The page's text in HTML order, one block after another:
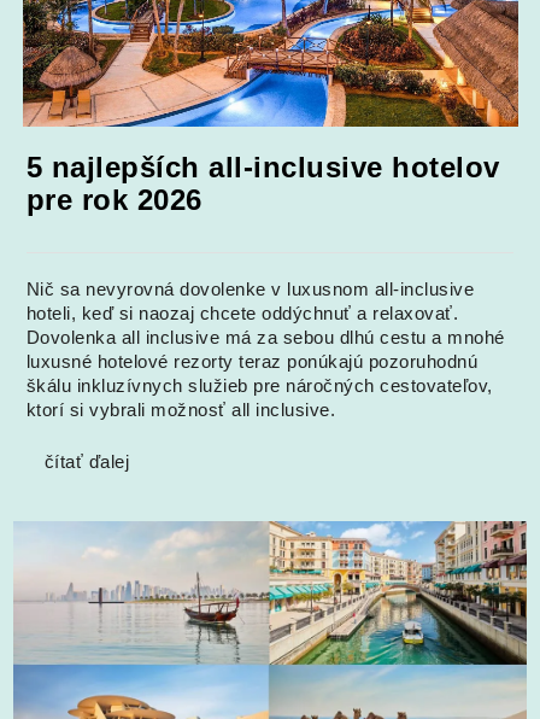
5 najlepších all-inclusive hotelov
pre rok 2026
Nič sa nevyrovná dovolenke v luxusnom all-inclusive
hoteli, keď si naozaj chcete oddýchnuť a relaxovať.
Dovolenka all inclusive má za sebou dlhú cestu a mnohé
luxusné hotelové rezorty teraz ponúkajú pozoruhodnú
škálu inkluzívnych služieb pre náročných cestovateľov,
ktorí si vybrali možnosť all inclusive.
čítať ďalej